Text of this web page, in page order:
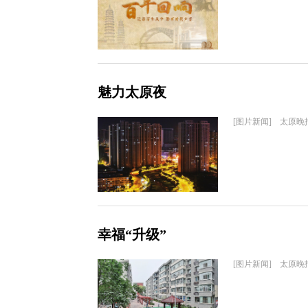
魅力太原夜
[图片新闻] 太原晚
幸福“升级”
[图片新闻] 太原晚